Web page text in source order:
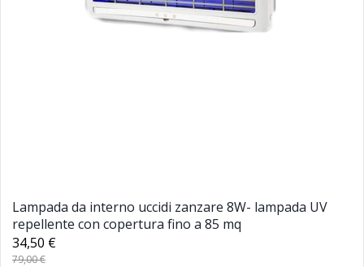
Lampada da interno uccidi zanzare 8W- lampada UV
repellente con copertura fino a 85 mq
34,50 €
79,00 €